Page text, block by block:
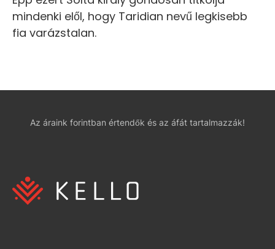
mindenki elől, hogy Taridian nevű legkisebb
fia varázstalan.
Az áraink forintban értendők és az áfát tartalmazzák!